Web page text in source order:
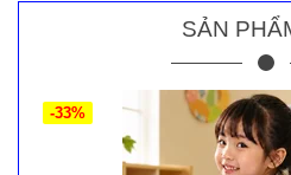
SẢN
-33%